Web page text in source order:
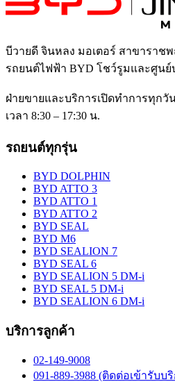
บีวายดี จินหลง มอเตอร์ สาขาราช
รถยนต์ไฟฟ้า BYD โชว์รูมและศูนย์
ฝ่ายขายและบริการเปิดทำการทุกวั
เวลา 8:30 – 17:30 น.
รถยนต์ทุกรุ่น
BYD DOLPHIN
BYD ATTO 3
BYD ATTO 1
BYD ATTO 2
BYD SEAL
BYD M6
BYD SEALION 7
BYD SEAL 6
BYD SEALION 5 DM-i
BYD SEAL 5 DM-i
BYD SEALION 6 DM-i
บริการลูกค้า
02-149-9008
091-889-3988 (ติดต่อเข้ารับบ